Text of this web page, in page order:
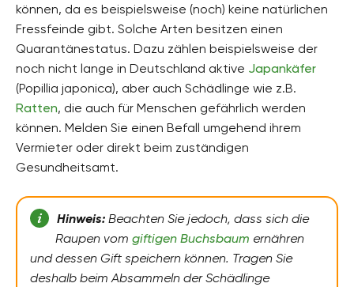
können, da es beispielsweise (noch) keine natürlichen
Fressfeinde gibt. Solche Arten besitzen einen
Quarantänestatus. Dazu zählen beispielsweise der
noch nicht lange in Deutschland aktive Japankäfer
(Popillia japonica), aber auch Schädlinge wie z.B.
Ratten, die auch für Menschen gefährlich werden
können. Melden Sie einen Befall umgehend ihrem
Vermieter oder direkt beim zuständigen
Gesundheitsamt.
Hinweis:Beachten Sie jedoch, dass sich die
Raupen vom giftigen Buchsbaum ernähren
und dessen Gift speichern können. Tragen Sie
deshalb beim Absammeln der Schädlinge